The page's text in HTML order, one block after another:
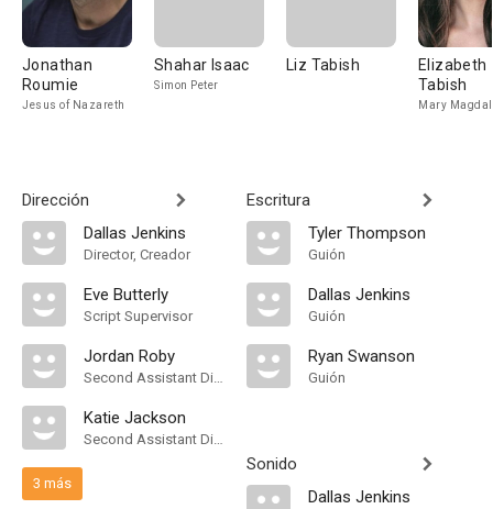
Jonathan
Roumie
Jesus of Nazareth
Shahar Isaac
Simon Peter
Liz Tabish
Elizabeth
Tabish
Mary
Dirección
Dallas Jenkins
Director, Creador
Eve Butterly
Script Supervisor
Jordan Roby
Second Assistant Director, Additional Second Assistant Director
Katie Jackson
Second Assistant Director
3 más
Escritura
Tyler Thompson
Guión
Dallas Jenkins
Guión
Ryan Swanson
Guión
Sonido
Dallas Jenkins